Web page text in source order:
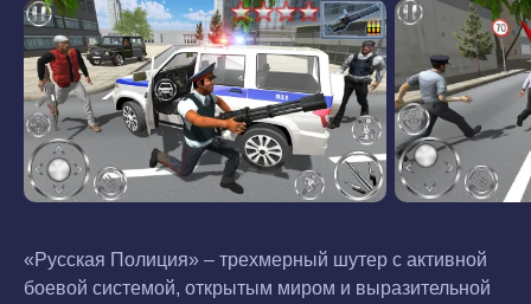
«Русская Полиция» – трехмерный шутер с активной
боевой системой, открытым миром и выразительной